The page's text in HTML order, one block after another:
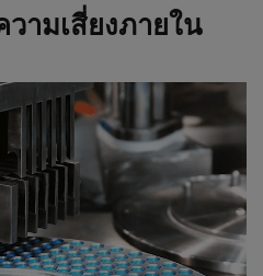
ามเสี่ยงภายใน